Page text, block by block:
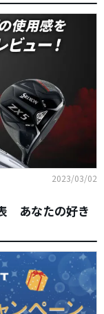
2023/03/02
あなたの好き